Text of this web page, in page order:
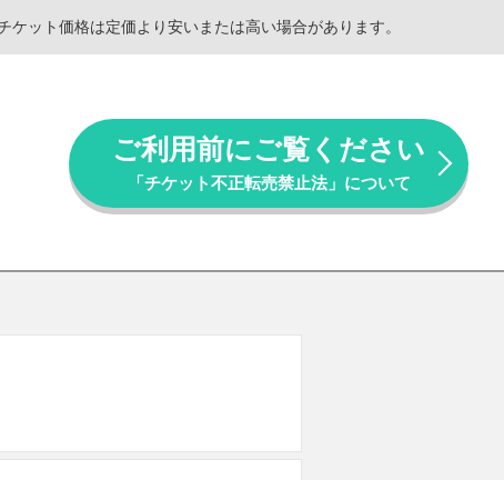
ット価格は定価より安いまたは高い場合があります。
ご利用前にご覧ください
「チケット不正転売禁止法」について